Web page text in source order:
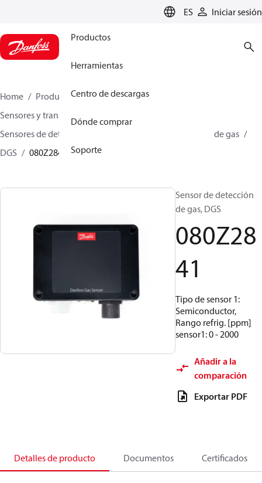
ES Iniciar sesión
Productos
Herramientas
Centro de descargas
Dónde comprar
Soporte
Home Productos
Climate Solutions for cooling
Sensores y transmisores
Sensores de detección de gas
Sensores de detección de gas
DGS
080Z2841
Sensor de detección
de gas, DGS
080Z28
41
Tipo de sensor 1:
Semiconductor,
Rango refrig. [ppm]
sensor1: 0 - 2000
Añadir a la
comparación
Exportar PDF
Detalles de producto Documentos Certificados